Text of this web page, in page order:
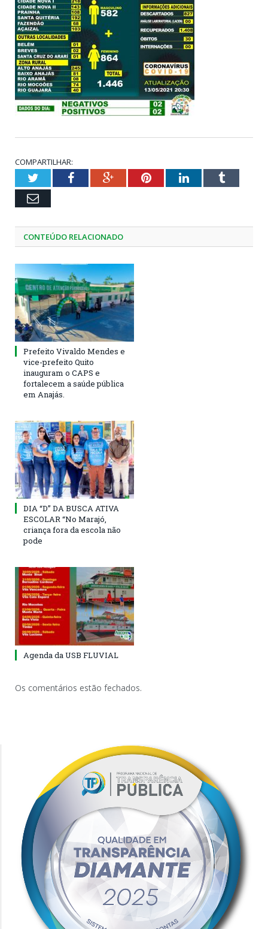
COMPARTILHAR:
TwitterFacebookGoogle+PinterestLinkedInTumblr
Email
CONTEÚDO RELACIONADO
Prefeito Vivaldo Mendes e
vice-prefeito Quito
inauguram o CAPS e
fortalecem a saúde pública
em Anajás.
DIA “D” DA BUSCA ATIVA
ESCOLAR “No Marajó,
criança fora da escola não
pode
Agenda da USB FLUVIAL
Os comentários estão fechados.